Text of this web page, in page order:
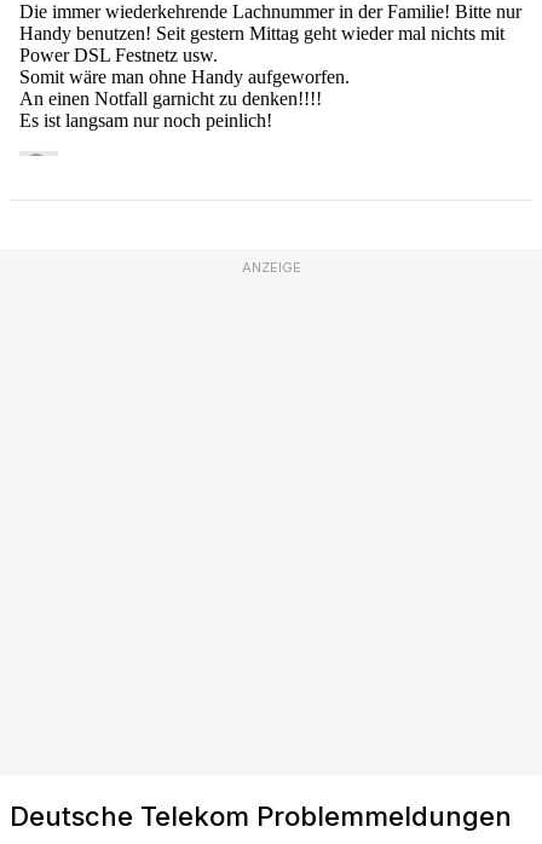
ANZEIGE
Deutsche Telekom Problemmeldungen